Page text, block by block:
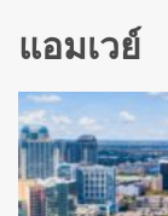
แอมเวย์